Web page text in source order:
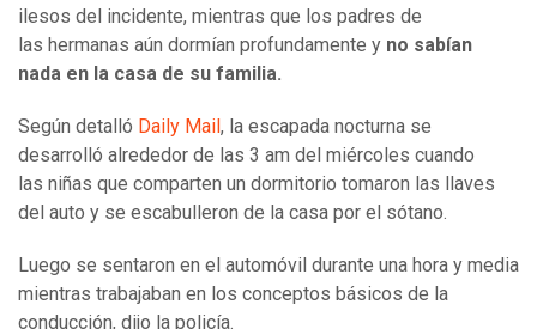
ilesos del incidente, mientras que los padres de
las hermanas aún dormían profundamente y no sabían
nada en la casa de su familia.
Según detalló Daily Mail, la escapada nocturna se
desarrolló alrededor de las 3 am del miércoles cuando
las niñas que comparten un dormitorio tomaron las llaves
del auto y se escabulleron de la casa por el sótano.
Luego se sentaron en el automóvil durante una hora y media
mientras trabajaban en los conceptos básicos de la
conducción, dijo la policía.